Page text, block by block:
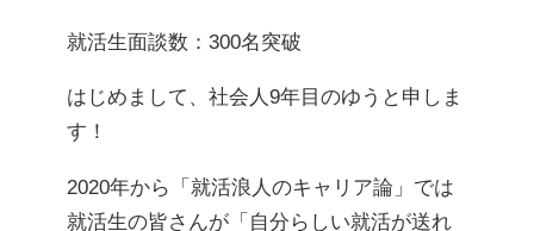
就活生面談数：300名突破
はじめまして、社会人9年目のゆうと申しま
す！
2020年から「就活浪人のキャリア論」では
就活生の皆さんが「自分らしい就活が送れ